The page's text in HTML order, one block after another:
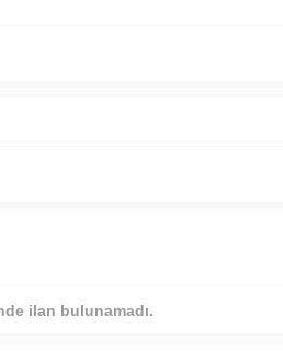
ilan bulunamadı.